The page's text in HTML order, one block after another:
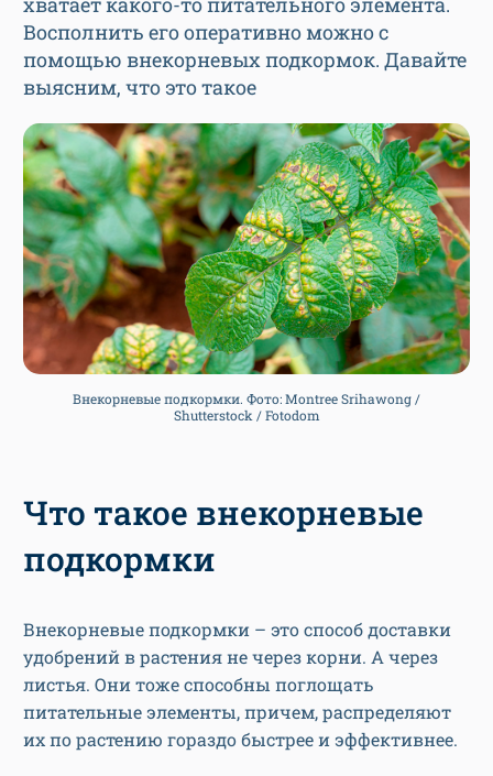
Восполнить его оперативно можно с
помощью внекорневых подкормок. Давайте
выясним, что это такое
Внекорневые подкормки. Фото: Montree Srihawong /
Shutterstock / Fotodom
Что такое внекорневые
подкормки
Внекорневые подкормки – это способ доставки
удобрений в растения не через корни. А через
листья. Они тоже способны поглощать
питательные элементы, причем, распределяют
их по растению гораздо быстрее и эффективнее.